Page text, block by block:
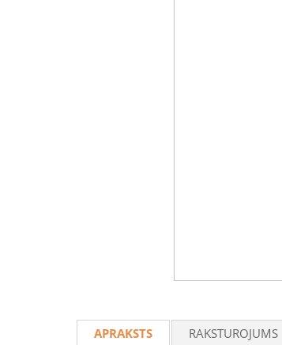
APRAKSTS RAKSTUROJUMS